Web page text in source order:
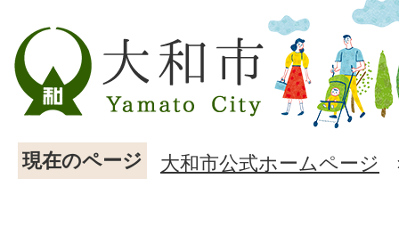
現在のページ 大和市公式ホームページ